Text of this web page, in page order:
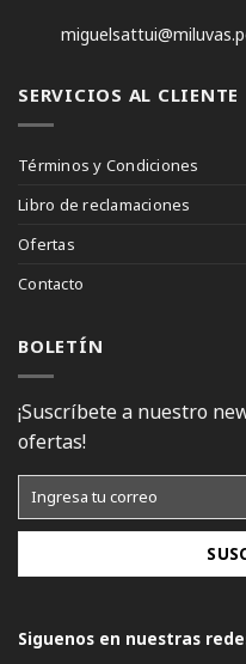
SERVICIOS AL CLIENTE
Términos y Condiciones
Libro de reclamaciones
Ofertas
Contacto
BOLETÍN
¡Suscríbete a nuestro
ofertas!
Siguenos en nuestras